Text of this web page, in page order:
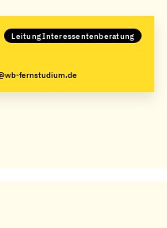
Leitung Interessentenberatung
fernstudium.de